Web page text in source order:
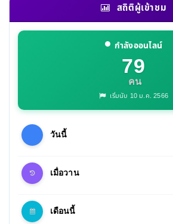
สถิติผู้เข้าชม
กำลังออนไลน์
79
คน
เริ่มนับ 10 ม.ค. 2566
วันนี้
เมื่อวาน
เดือนนี้